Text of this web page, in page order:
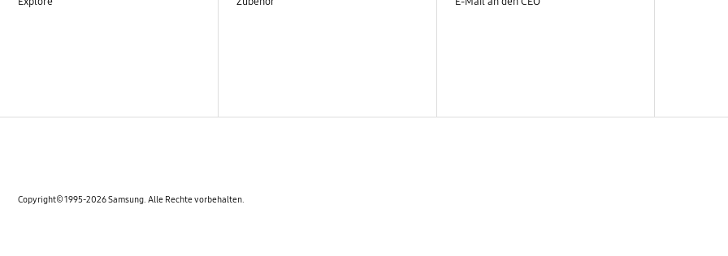
Copyright© 1995-2026 Samsung. Alle Rechte vorbehalten.